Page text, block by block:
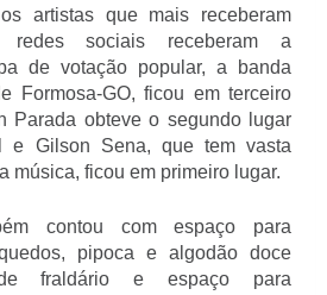
artistas que mais receberam
redes sociais receberam a
de votação popular, a banda
Formosa-GO, ficou em terceiro
Parada obteve o segundo lugar
e Gilson Sena, que tem vasta
música, ficou em primeiro lugar.
contou com espaço para
pipoca e algodão doce
fraldário e espaço para